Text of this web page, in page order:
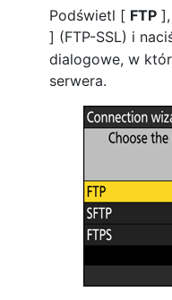
Podświetl [ FTP
] (FTP-SSL) i
dialogowe, w
serwera.